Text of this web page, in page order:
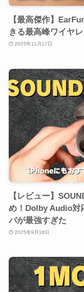
【最高傑作】
きる最高峰ワイヤ
2025年11月17日
【レビュー】
め！Dolby Audio対
パが最強すぎた
2025年9月18日